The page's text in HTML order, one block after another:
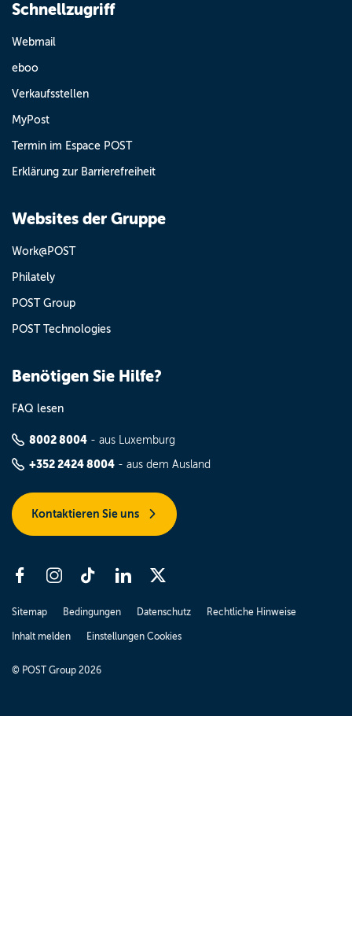
Schnellzugriff
Webmail
eboo
Verkaufsstellen
MyPost
Termin im Espace POST
Erklärung zur Barrierefreiheit
Websites der Gruppe
Work@POST
Philately
POST Group
POST Technologies
Benötigen Sie Hilfe?
FAQ lesen
8002 8004 - aus Luxemburg
+352 2424 8004 - aus dem Ausland
Kontaktieren Sie uns
Sitemap Bedingungen Datenschutz Rechtliche Hinweise
Inhalt melden Einstellungen Cookies
© POST Group 2026